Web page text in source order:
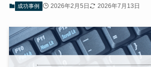
成功事例 2026年2月5日 2026年7月13日